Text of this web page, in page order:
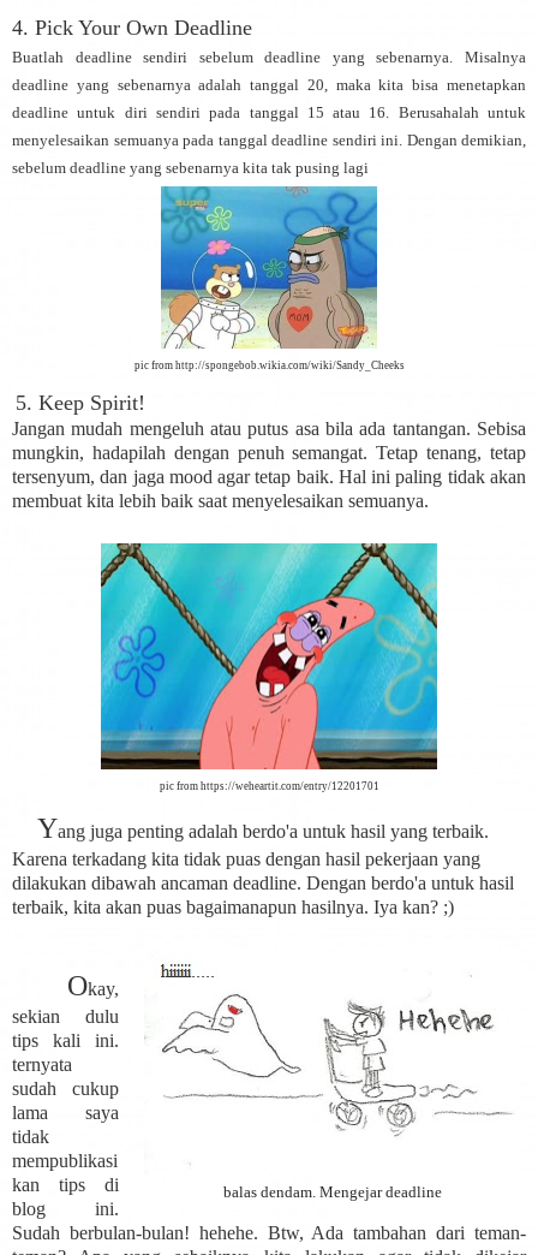
4. Pick Your Own Deadline
Buatlah deadline sendiri sebelum deadline yang sebenarnya. Misalnya
deadline yang sebenarnya adalah tanggal 20, maka kita bisa menetapkan
deadline untuk diri sendiri pada tanggal 15 atau 16. Berusahalah untuk
menyelesaikan semuanya pada tanggal deadline sendiri ini. Dengan demikian,
sebelum deadline yang sebenarnya kita tak pusing lagi
pic from http://spongebob.wikia.com/wiki/Sandy_Cheeks
5. Keep Spirit!
Jangan mudah mengeluh atau putus asa bila ada tantangan. Sebisa
mungkin, hadapilah dengan penuh semangat. Tetap tenang, tetap
tersenyum, dan jaga mood agar tetap baik. Hal ini paling tidak akan
membuat kita lebih baik saat menyelesaikan semuanya.
pic from https://weheartit.com/entry/12201701
Yang juga penting adalah berdo'a untuk hasil yang terbaik.
Karena terkadang kita tidak puas dengan hasil pekerjaan yang
dilakukan dibawah ancaman deadline. Dengan berdo'a untuk hasil
terbaik, kita akan puas bagaimanapun hasilnya. Iya kan? ;)
balas dendam. Mengejar deadline
Okay,
sekian dulu
tips kali ini.
ternyata
sudah cukup
lama saya
tidak
mempublikasi
kan tips di
blog ini.
Sudah berbulan-bulan! hehehe. Btw, Ada tambahan dari teman-